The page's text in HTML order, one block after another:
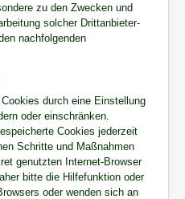
zu den Zwecken und
solcher Drittanbieter-
nachfolgenden
durch eine Einstellung
oder einschränken.
Cookies jederzeit
Schritte und Maßnahmen
genutzten Internet-Browser
bitte die Hilfefunktion oder
oder wenden sich an